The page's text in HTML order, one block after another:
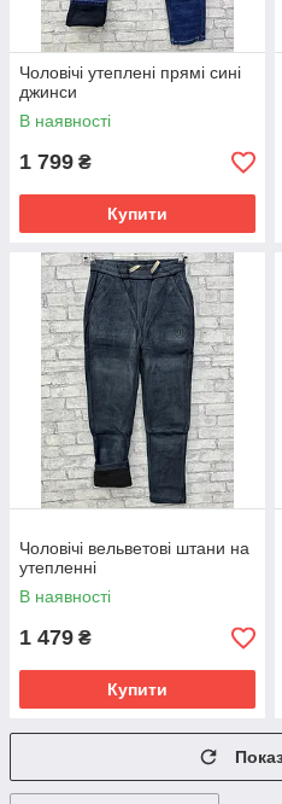
Чоловічі утеплені прямі сині
джинси
В наявності
1 799 ₴
Купити
Чоловічі вельветові штани на
утепленні
В наявності
1 479 ₴
Купити